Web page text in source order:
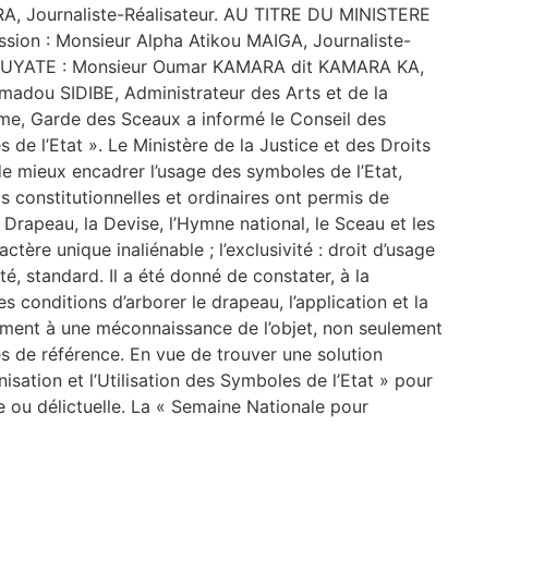
Réalisateur. AU TITRE DU MINISTERE
: Monsieur Alpha Atikou MAIGA, Journaliste-
: Monsieur Oumar KAMARA dit KAMARA KA,
SIDIBE, Administrateur des Arts et de la
Garde des Sceaux a informé le Conseil des
de l’Etat ». Le Ministère de la Justice et des Droits
encadrer l’usage des symboles de l’Etat,
constitutionnelles et ordinaires ont permis de
la Devise, l’Hymne national, le Sceau et les
unique inaliénable ; l’exclusivité : droit d’usage
standard. Il a été donné de constater, à la
conditions d’arborer le drapeau, l’application et la
à une méconnaissance de l’objet, non seulement
de référence. En vue de trouver une solution
et l’Utilisation des Symboles de l’Etat » pour
délictuelle. La « Semaine Nationale pour